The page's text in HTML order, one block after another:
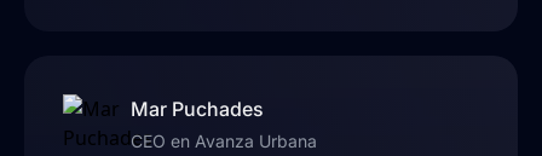
Mar Puchades
CEO en Avanza Urbana